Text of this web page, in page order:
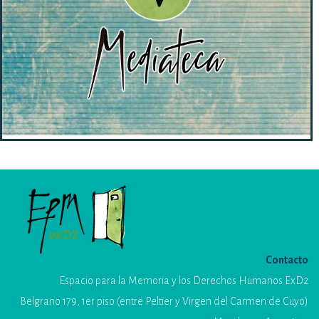
Contacto
Espacio para la Memoria y los Derechos Humanos ExD2
Belgrano 179, 1er piso (entre Peltier y Virgen del Carmen de Cuyo)